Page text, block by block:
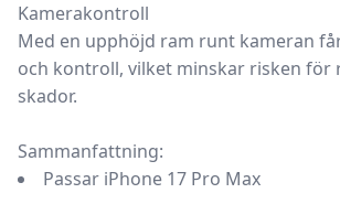
Kamerakontroll
Med en upphöjd ram runt kameran
och kontroll, vilket minskar risken för
skador.
Sammanfattning:
Passar iPhone 17 Pro Max